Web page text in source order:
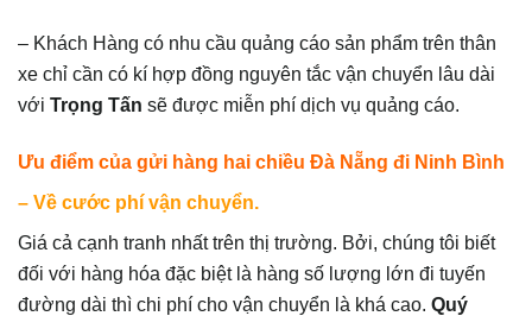
– Khách Hàng có nhu cầu quảng cáo sản phẩm trên thân
xe chỉ cần có kí hợp đồng nguyên tắc vận chuyển lâu dài
với Trọng Tấn sẽ được miễn phí dịch vụ quảng cáo.
Ưu điểm của gửi hàng hai chiều Đà Nẵng đi Ninh Bình
– Về cước phí vận chuyển.
Giá cả cạnh tranh nhất trên thị trường. Bởi, chúng tôi biết
đối với hàng hóa đặc biệt là hàng số lượng lớn đi tuyến
đường dài thì chi phí cho vận chuyển là khá cao. Quý